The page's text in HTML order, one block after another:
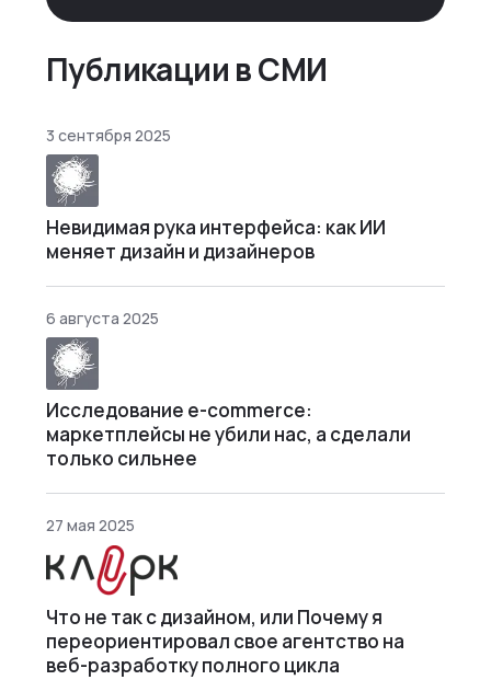
днями. А то и неделями, если сильно
Публикации в СМИ
3 сентября 2025
Невидимая рука интерфейса: как ИИ
меняет дизайн и дизайнеров
6 августа 2025
Исследование e-commerce:
маркетплейсы не убили нас, а сделали
только сильнее
27 мая 2025
Что не так с дизайном, или Почему я
переориентировал свое агентство на
веб-разработку полного цикла